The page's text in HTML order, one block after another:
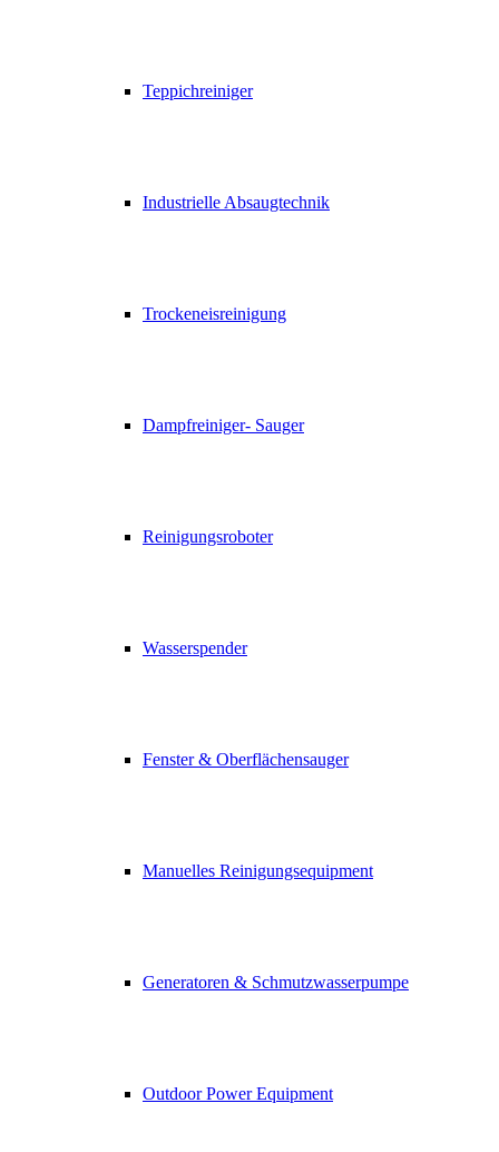
Teppichreiniger
Industrielle Absaugtechnik
Trockeneisreinigung
Dampfreiniger- Sauger
Reinigungsroboter
Wasserspender
Fenster & Oberflächensauger
Manuelles Reinigungsequipment
Generatoren & Schmutzwasserpumpe
Outdoor Power Equipment